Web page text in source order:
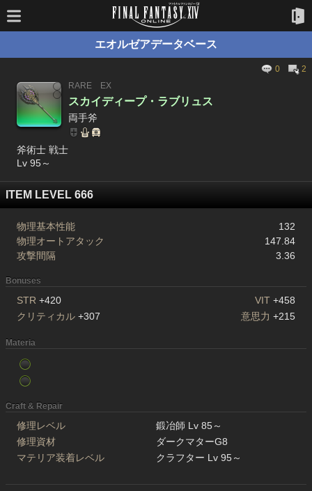
エオルゼアデータベース
0
2
RARE
EX
スカイディープ・ラブリュス
両手斧
斧術士 戦士
Lv 95～
ITEM LEVEL 666
物理基本性能
132
物理オートアタック
147.84
攻撃間隔
3.36
Bonuses
STR +420 VIT +458
クリティカル +307 意思力 +215
Materia
Craft & Repair
修理レベル
鍛冶師 Lv 85～
修理資材
ダークマターG8
マテリア装着レベル
クラフター Lv 95～